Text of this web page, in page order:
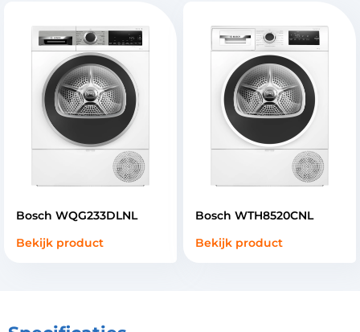
Bosch WQG233DLNL
Bekijk product
Bosch WTH8520CNL
Bekijk product